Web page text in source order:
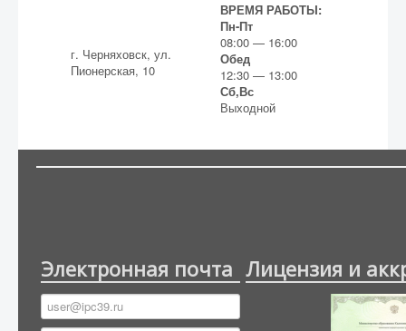
г. Черняховск, ул.
Пионерская, 10
ВРЕМЯ РАБОТЫ:
Пн-Пт
08:00 — 16:00
Обед
12:30 — 13:00
Сб,Вс
Выходной
Электронная почта Лицензия и